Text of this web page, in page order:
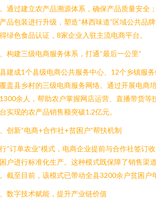
通过建立农产品溯源体系，确保产品质量安全
品包装进行升级，塑造“林西味道”区域公共品
绿色食品认证，8家企业入驻主流电商平台。
构建三级电商服务体系，打通“最后一公里”
建成1个县级电商公共服务中心、12个乡镇服
盖县乡村的三级电商服务网络。通过开展电商
余人，帮助农户掌握网店运营、直播带货等
实现的农产品销售额突破1.2亿元。
创新“电商+合作社+贫困户”帮扶机制
“订单农业”模式，电商企业提前与合作社签订
户进行标准化生产。这种模式既保障了销售渠
截至目前，该模式已带动全县3200余户贫困户
数字技术赋能，提升产业链价值